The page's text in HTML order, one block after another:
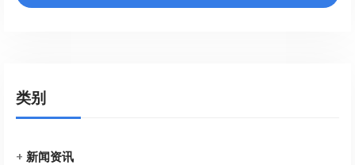
类别
+ 新闻资讯